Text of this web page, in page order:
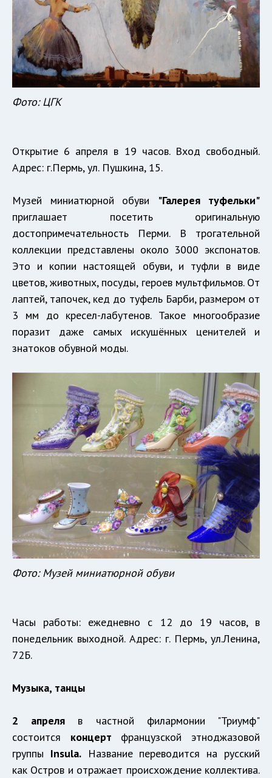
Фото: ЦГК
Открытие 6 апреля в 19 часов. Вход свободный.
Адрес: г.Пермь, ул. Пушкина, 15.
Музей миниатюрной обуви
"Галерея туфельки"
приглашает посетить оригинальную
достопримечательность Перми. В трогательной
коллекции представлены около 3000 экспонатов.
Это и копии настоящей обуви, и туфли в виде
цветов, животных, посуды, героев мультфильмов. От
лаптей, тапочек, кед до туфель Барби, размером от
3 мм до кресел-лабутенов. Такое многообразие
поразит даже самых искушённых ценителей и
знатоков обувной моды.
Фото: Музей миниатюрной обуви
Часы работы: ежедневно с 12 до 19 часов, в
понедельник выходной. Адрес: г. Пермь, ул.Ленина,
72Б.
Музыка, танцы
2 апреля в частной филармонии "Триумф"
состоится концерт французской этноджазовой
группы Insula.Название переводится на русский
как Остров и отражает происхождение коллектива.